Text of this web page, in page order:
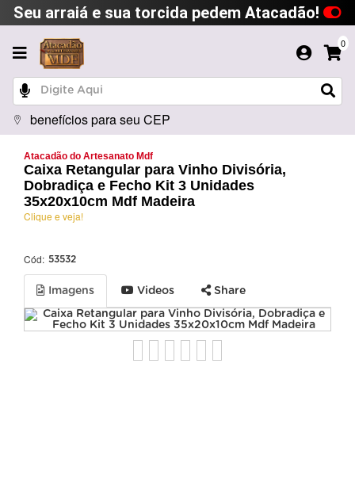
Seu arraiá e sua torcida pedem Atacadão!
0
benefícios para seu CEP
Atacadão do Artesanato Mdf
Caixa Retangular para Vinho Divisória,
Dobradiça e Fecho Kit 3 Unidades
35x20x10cm Mdf Madeira
Clique e veja!
Cód: 53532
Imagens Videos Share